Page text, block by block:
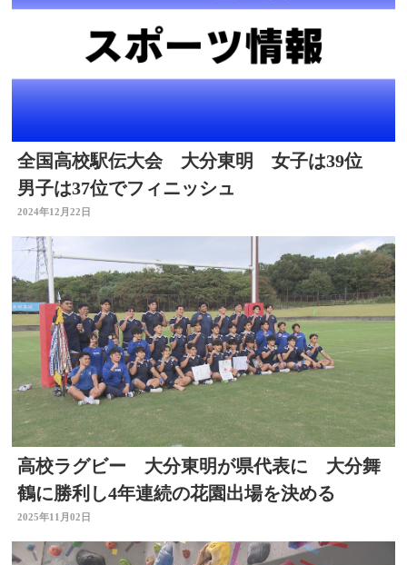
全国高校駅伝大会 大分東明 女子は39位
男子は37位でフィニッシュ
2024年12月22日
高校ラグビー 大分東明が県代表に 大分舞
鶴に勝利し4年連続の花園出場を決める
2025年11月02日